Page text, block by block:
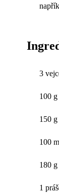
3
100
150
100
180
1